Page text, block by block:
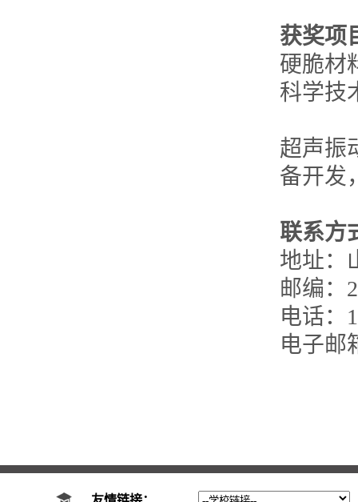
获奖项
硬脆材
科学技
超声振
备开发
联系方
地址：
邮编：
电话：
电子邮